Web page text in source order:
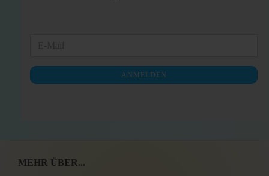
NEWSLETTER-
ANMELDUNG
ANMELDEN
MEHR ÜBER...